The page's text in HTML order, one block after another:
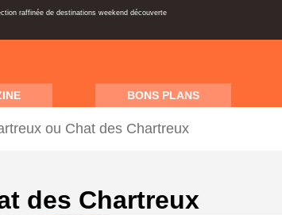
raffinée de destinations weekend découverte
BONS PLANS
ou Chat des Chartreux
des Chartreux